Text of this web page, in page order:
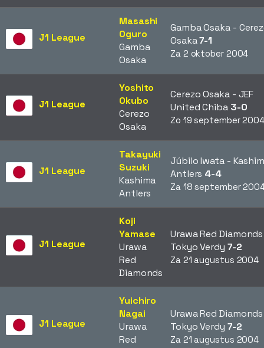
J1 League
Masashi
Oguro
Gamba
Osaka
Gamba Osaka -
Osaka7-1
Za 2 oktober 2004
J1 League
Yoshito
Okubo
Cerezo
Osaka
Cerezo Osaka - JEF
United Chiba 3-0
Zo 19 september 2004
J1 League
Takayuki
Suzuki
Kashima
Antlers
Júbilo Iwata -
Antlers 4-4
Za 18 september
J1 League
Koji
Yamase
Urawa
Red
Diamonds
Urawa Red
Tokyo Verdy 7-2
Za 21 augustus 2004
J1 League
Yuichiro
Nagai
Urawa
Red
Urawa Red
Tokyo Verdy 7-2
Za 21 augustus 2004